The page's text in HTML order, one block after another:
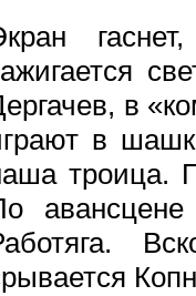
в
в
троица.